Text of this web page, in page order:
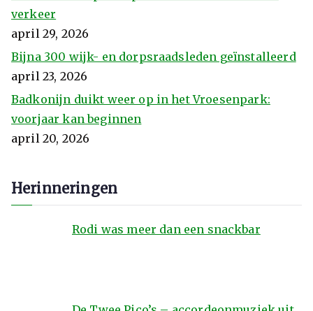
verkeer
april 29, 2026
Bijna 300 wijk- en dorpsraadsleden geïnstalleerd
april 23, 2026
Badkonijn duikt weer op in het Vroesenpark:
voorjaar kan beginnen
april 20, 2026
Herinneringen
Rodi was meer dan een snackbar